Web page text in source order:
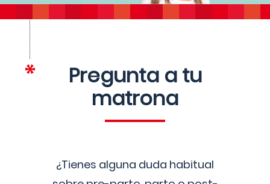
Pregunta a tu
matrona
¿Tienes alguna duda habitual